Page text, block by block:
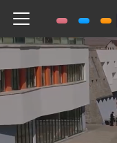
Toggle navigation